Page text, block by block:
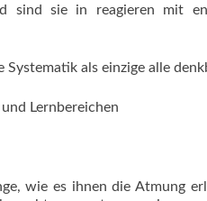
sind sie in reagieren mit
Systematik als einzige alle
Lernbereichen
wie es ihnen die Atmung